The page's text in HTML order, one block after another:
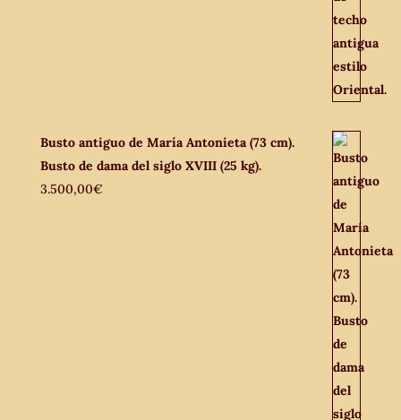
Busto antiguo de María Antonieta (73 cm).
Busto de dama del siglo XVIII (25 kg).
3.500,00€